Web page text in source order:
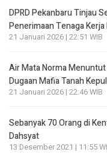
DPRD Pekanbaru Tinjau
Penerimaan Tenaga Kerja
21 Januari 2026 | 22:51 WIB
Air Mata Norma
Dugaan Mafia Tanah
21 Januari 2026 | 22:46 WIB
Sebanyak 70 Orang di
Dahsyat
13 Desember 2021 | 11:55